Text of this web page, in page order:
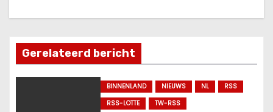
a
v
Gerelateerd bericht
BINNENLAND NIEUWS NL
RSS
RSS-LOTTE
TW-RSS